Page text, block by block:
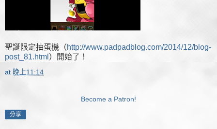
聖誕限定抽蛋機（http://www.padpadblog.com/2014/12/blog-
post_81.html ）開始了！
at 晚上11:14
Become a Patron!
分享